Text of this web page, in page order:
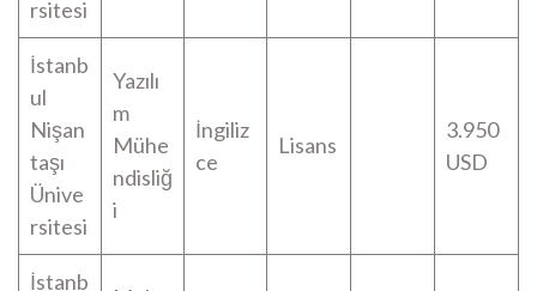
rsitesi
İstanb
ul
Nişan
taşı
Ünive
rsitesi
Yazılı
m
Mühe
ndisliğ
i
İngiliz
ce
Lisans
3.950
USD
İstanb